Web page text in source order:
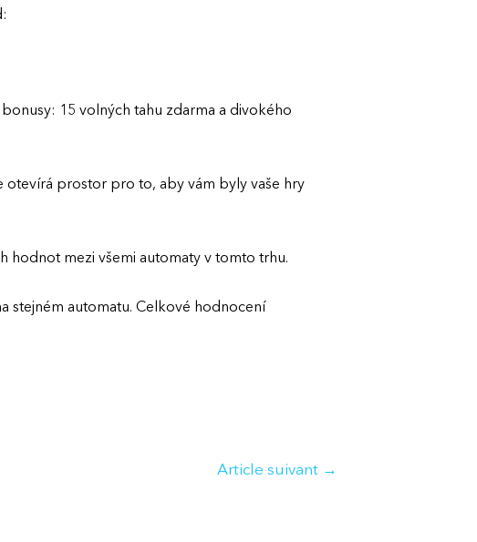
15 volných tahu zdarma a divokého
otevírá prostor pro to, aby vám byly vaše hry
hodnot mezi všemi automaty v tomto trhu.
stejném automatu. Celkové hodnocení
Article suivant →